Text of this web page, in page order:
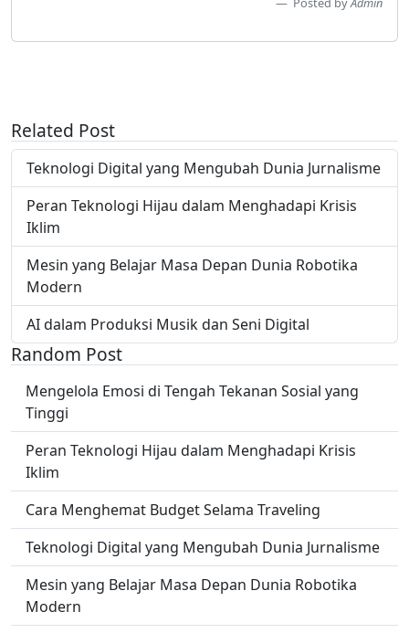
Related Post
Teknologi Digital yang Mengubah Dunia Jurnalisme
Peran Teknologi Hijau dalam Menghadapi Krisis
Iklim
Mesin yang Belajar Masa Depan Dunia Robotika
Modern
AI dalam Produksi Musik dan Seni Digital
Random Post
Mengelola Emosi di Tengah Tekanan Sosial yang
Tinggi
Peran Teknologi Hijau dalam Menghadapi Krisis
Iklim
Cara Menghemat Budget Selama Traveling
Teknologi Digital yang Mengubah Dunia Jurnalisme
Mesin yang Belajar Masa Depan Dunia Robotika
Modern